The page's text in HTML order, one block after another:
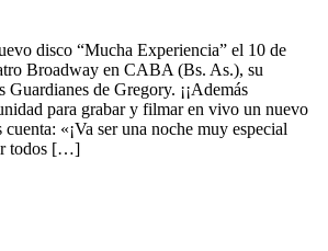
disco “Mucha Experiencia” el 10 de
Broadway en CABA (Bs. As.), su
Guardianes de Gregory. ¡¡Además
para grabar y filmar en vivo un nuevo
«¡Va ser una noche muy especial
todos […]